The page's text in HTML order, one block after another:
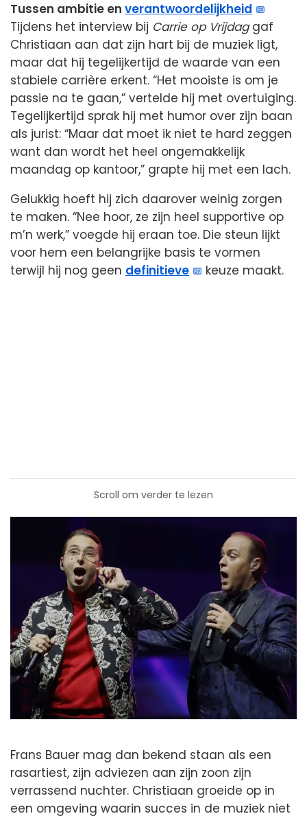
Tussen ambitie en verantwoordelijkheid
Tijdens het interview bij Carrie op Vrijdaggaf
Christiaan aan dat zijn hart bij de muziek ligt,
maar dat hij tegelijkertijd de waarde van een
stabiele carrière erkent. “Het mooiste is om je
passie na te gaan,” vertelde hij met overtuiging.
Tegelijkertijd sprak hij met humor over zijn baan
als jurist: “Maar dat moet ik niet te hard zeggen
want dan wordt het heel ongemakkelijk
maandag op kantoor,” grapte hij met een lach.
Gelukkig hoeft hij zich daarover weinig zorgen
te maken. “Nee hoor, ze zijn heel supportive op
m’n werk,” voegde hij eraan toe. Die steun lijkt
voor hem een belangrijke basis te vormen
terwijl hij nog geen definitieve keuze maakt.
Scroll om verder te lezen
Frans Bauer mag dan bekend staan als een
rasartiest, zijn adviezen aan zijn zoon zijn
verrassend nuchter. Christiaan groeide op in
een omgeving waarin succes in de muziek niet